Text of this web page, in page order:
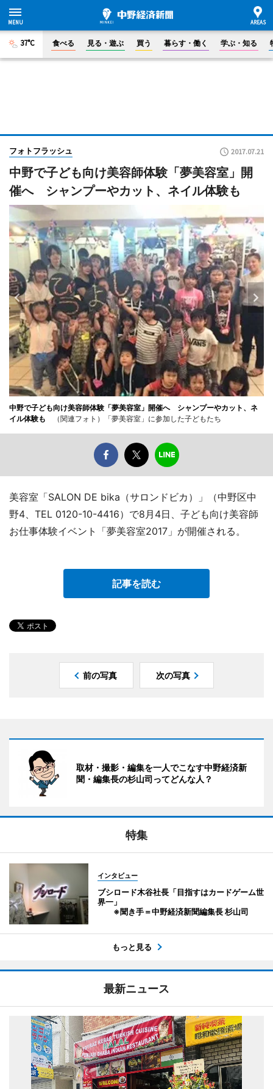
37°C 食べる 見る・遊ぶ 買う 暮らす・働く 学ぶ・知る
フォトフラッシュ 2017.07.21
中野で子ども向け美容師体験「夢美容室」開
催へ シャンプーやカット、ネイル体験も
中野で子ども向け美容師体験「夢美容室」開催へ シャンプーやカット、ネ
イル体験も （関連フォト）「夢美容室」に参加した子どもたち
美容室「SALON DE bika（サロンドビカ）」（中野区中
野4、TEL 0120-10-4416）で8月4日、子ども向け美容師
お仕事体験イベント「夢美容室2017」が開催される。
記事を読む
前の写真 次の写真
取材・撮影・編集を一人でこなす中野経済新
聞・編集長の杉山司ってどんな人？
特集
インタビュー
ブシロード木谷社長「目指すはカードゲーム世
界一」
※聞き手＝中野経済新聞編集長 杉山司
もっと見る
最新ニュース